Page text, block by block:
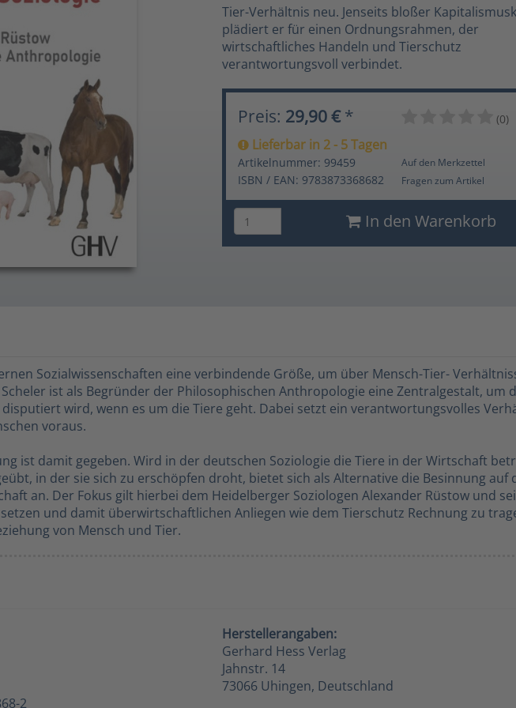
Tier-Verhältnis neu. Jenseits bloßer
plädiert er für einen Ordnungsrahmen, der
wirtschaftliches Handeln und Tierschutz
verantwortungsvoll verbindet.
Preis: 29,90 € *
Lieferbar in 2 - 5 Tagen
Artikelnummer: 99459
ISBN / EAN: 9783873368682
(0)
Auf den Merkzettel
Fragen zum Artikel
In den Warenkorb
Sozialwissenschaften eine verbindende Größe, um über Mensch-Tier-
ist als Begründer der Philosophischen Anthropologie eine Zentralgestalt, um
wird, wenn es um die Tiere geht. Dabei setzt ein verantwortungsvolles
voraus.
ist damit gegeben. Wird in der deutschen Soziologie die Tiere in der Wirtschaft
in der sie sich zu erschöpfen droht, bietet sich als Alternative die Besinnung auf
an. Der Fokus gilt hierbei dem Heidelberger Soziologen Alexander Rüstow und
und damit überwirtschaftlichen Anliegen wie dem Tierschutz Rechnung zu
von Mensch und Tier.
2
Herstellerangaben:
Gerhard Hess Verlag
Jahnstr. 14
73066 Uhingen, Deutschland